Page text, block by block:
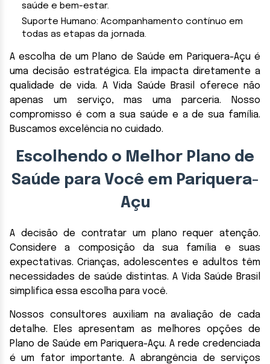
saúde e bem-estar.
Suporte Humano: Acompanhamento contínuo em
todas as etapas da jornada.
A escolha de um Plano de Saúde em Pariquera-Açu é
uma decisão estratégica. Ela impacta diretamente a
qualidade de vida. A Vida Saúde Brasil oferece não
apenas um serviço, mas uma parceria. Nosso
compromisso é com a sua saúde e a de sua família.
Buscamos excelência no cuidado.
Escolhendo o Melhor Plano de
Saúde para Você em Pariquera-
Açu
A decisão de contratar um plano requer atenção.
Considere a composição da sua família e suas
expectativas. Crianças, adolescentes e adultos têm
necessidades de saúde distintas. A Vida Saúde Brasil
simplifica essa escolha para você.
Nossos consultores auxiliam na avaliação de cada
detalhe. Eles apresentam as melhores opções de
Plano de Saúde em Pariquera-Açu. A rede credenciada
é um fator importante. A abrangência de serviços